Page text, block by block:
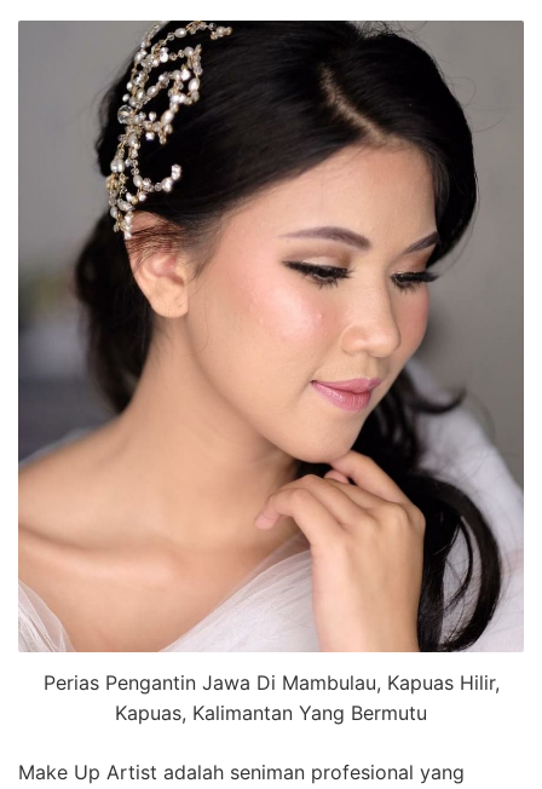
Perias Pengantin Jawa Di Mambulau, Kapuas Hilir,
Kapuas, Kalimantan Yang Bermutu
Make Up Artist adalah seniman profesional yang